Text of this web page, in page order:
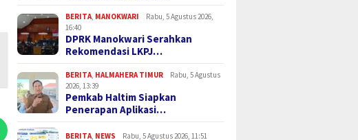
BERITA MANOKWARI
Rabu, 5 Agustus 2026,
16:40
DPRK Manokwari Serahkan
Rekomendasi LKPJ…
BERITA HALMAHERA TIMUR
Rabu, 5 Agustus
2026, 13:39
Pemkab Haltim Siapkan
Penerapan Aplikasi…
BERITA NEWS Rabu, 5 Agustus 2026, 11:51